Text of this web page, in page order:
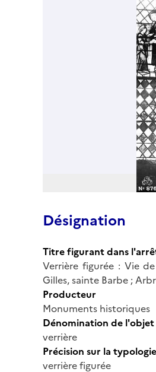
Désignation
Titre figurant dans
Verrière figurée : Vie
Gilles, sainte Barbe ;
Producteur
Monuments historiques
Dénomination de l'objet
verrière
Précision sur la
verrière figurée